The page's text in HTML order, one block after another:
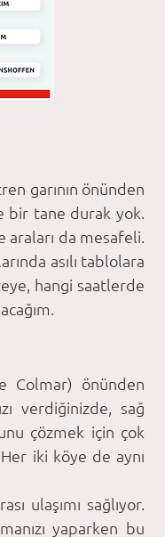
garının önünden
bir tane durak yok.
araları da mesafeli.
asılı tablolara
hangi saatlerde
Colmar) önünden
verdiğinizde, sağ
çözmek için çok
iki köye de aynı
ulaşımı sağlıyor.
yaparken bu